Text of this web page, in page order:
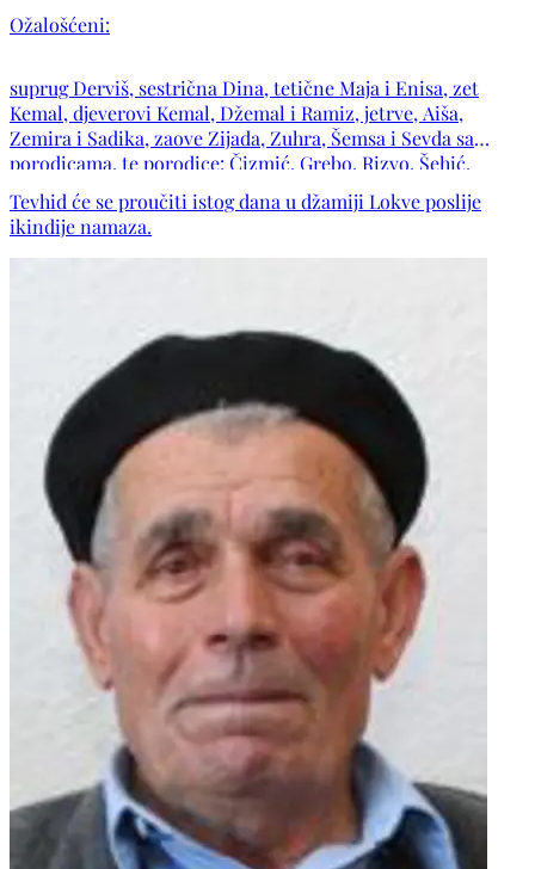
Ožalošćeni:
suprug Derviš, sestrična Dina, tetične Maja i Enisa, zet
Kemal, djeverovi Kemal, Džemal i Ramiz, jetrve, Aiša,
Zemira i Sadika, zaove Zijada, Zuhra, Šemsa i Sevda sa
porodicama, te porodice: Čizmić, Grebo, Rizvo, Šehić,
Dugonja, Drina, Čampara, Džamastagić, kao i ostala
mnogobrojna rodbina, komšije i prijatelji.
Tevhid će se proučiti istog dana u džamiji Lokve poslije
ikindije namaza.